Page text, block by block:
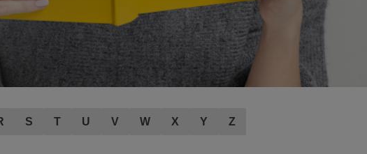
S T U V W X Y Z